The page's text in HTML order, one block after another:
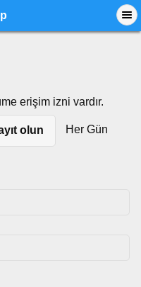
erişim izni vardır.
olun Her Gün